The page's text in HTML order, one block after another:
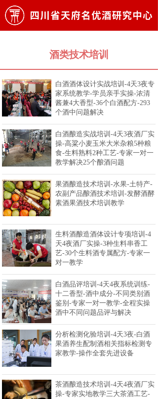
酒类技术培训
白酒酒体设计实战培训-4天3夜专
家系统教学-学员亲手实操-浓清
酱兼4大香型-36个白酒配方-293
个酒中问题解决
白酒酿造实战培训-4天3夜酒厂实
操-高粱小麦玉米大米杂粮5种粮
食-生料熟料2种工艺-专家一对一
教学解决25个酿酒问题
果酒酿造技术培训-水果-土特产-
农副产品酿酒技术培训-发酵酒酵
素酒果酒技术培训教学
生料酒酿造酒体设计专项培训-4
天4夜酒厂实操-3种生料串香工
艺-30个生料酒专属配方-专家一
对一教学
白酒品评培训-4天4夜系统训练-
十二香型-酒中成分-不同类别酒
鉴别-专家一对一教学-全程实操
酒中不同问题品评与解决
分析检测化验培训-4天3夜-白酒
果酒养生配制酒相关指标检测专
家教学-操作全套先进设备
茶酒酿造技术培训-4天4夜酒厂实
操-专家实地教学三大茶酒工艺-